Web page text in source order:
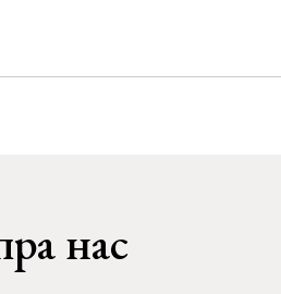
нас